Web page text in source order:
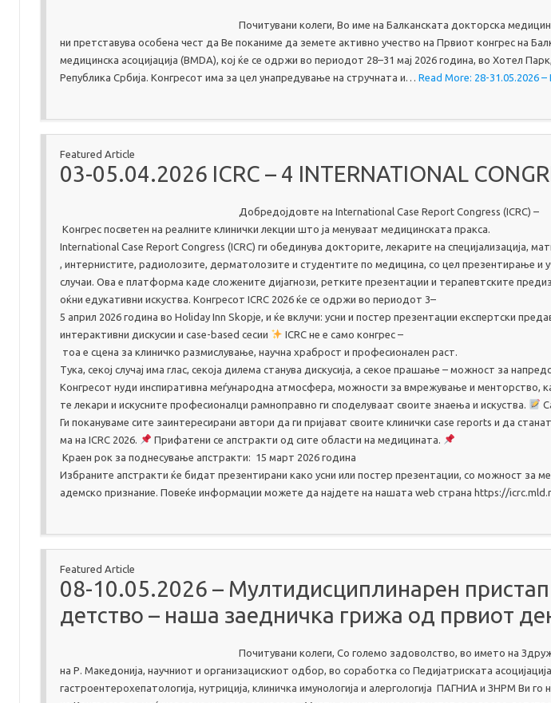
Почитувани колеги, Во име на Балканската докторска
ни претставува особена чест да Ве поканиме да земете активно учество на Првиот конгрес на
медицинска асоцијација (BMDA), кој ќе се одржи во периодот 28–31 мај 2026 година, во Хотел
Република Србија. Конгресот има за цел унапредување на стручната и… Read More: 28-31.05.2026 –
Featured Article
03-05.04.2026 ICRC – 4 INTERNATIONAL
Добредојдовте на International Case Report Congress (ICRC) –
Конгрес посветен на реалните клинички лекции што ја менуваат медицинската пракса.
International Case Report Congress (ICRC) ги обединува докторите, лекарите на специјализација,
, интернистите, радиолозите, дерматолозите и студентите по медицина, со цел презентирање и
случаи. Ова е платформа каде сложените дијагнози, ретките презентации и терапевтските
оќни едукативни искуства. Конгресот ICRC 2026 ќе се одржи во периодот 3–
5 април 2026 година во Holiday Inn Skopje, и ќе вклучи: усни и постер презентации експертски
интерактивни дискусии и case-based сесии
ICRC не е само конгрес –
тоа е сцена за клиничко размислување, научна храброст и професионален раст.
Тука, секој случај има глас, секоја дилема станува дискусија, а секое прашање – можност за
Конгресот нуди инспиративна меѓународна атмосфера, можности за вмрежување и менторство,
те лекари и искусните професионалци рамноправно ги споделуваат своите знаења и искуства.
Ги покануваме сите заинтересирани автори да ги пријават своите клинички case reports и да
ма на ICRC 2026.
Прифатени се апстракти од сите области на медицината.
Краен рок за поднесување апстракти: 15 март 2026 година
Избраните апстракти ќе бидат презентирани како усни или постер презентации, со можност за
адемско признание. Повеќе информации можете да најдете на нашата web страна https://
Featured Article
08-10.05.2026 – Мултидисциплинарен пристап
детство – наша заедничка грижа од првиот
Почитувани колеги, Со големо задоволство, во името на
на Р. Македонија, научниот и организацискиот одбор, во соработка со Педијатриската
гастроентерохепатологија, нутриција, клиничка имунологија и алергологија ПАГНИА и ЗНРМ Ви